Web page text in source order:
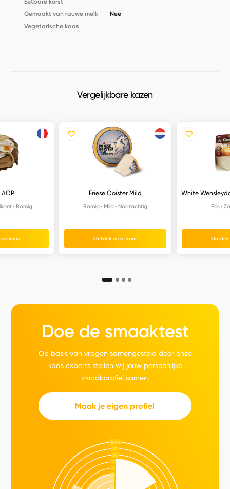
Gemaakt van rauwe melk
Nee
Vegetarische kaas
Vergelijkbare kazen
Romig
kaas
Friese Ooister Mild
Romig Mild Nootachtig
Ontdek deze kaas
White
Fris
Ontdek
Doe de smaaktest
Op basis van vragen samengesteld door onze
kaas experts stellen wij jouw persoonlijke
smaakprofiel samen.
Maak je eigen profiel